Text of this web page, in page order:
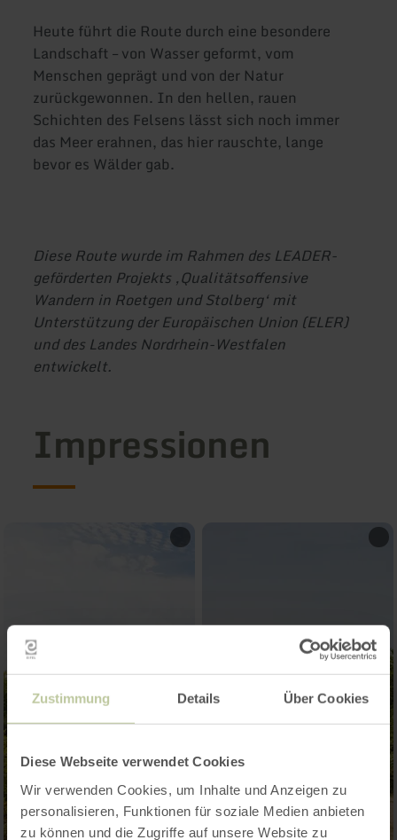
Zustimmung Details Über Cookies
Diese Webseite verwendet Cookies
Wir verwenden Cookies, um Inhalte und Anzeigen zu
personalisieren, Funktionen für soziale Medien anbieten
zu können und die Zugriffe auf unsere Website zu
Heute führt die Route durch eine besondere
Landschaft – von Wasser geformt, vom
Menschen geprägt und von der Natur
zurückgewonnen. In den hellen, rauen
Schichten des Felsens lässt sich noch immer
das Meer erahnen, das hier rauschte, lange
bevor es Wälder gab.
Diese Route wurde im Rahmen des LEADER-
geförderten Projekts ‚Qualitätsoffensive
Wandern in Roetgen und Stolberg‘ mit
Unterstützung der Europäischen Union (ELER)
und des Landes Nordrhein-Westfalen
entwickelt.
Impressionen